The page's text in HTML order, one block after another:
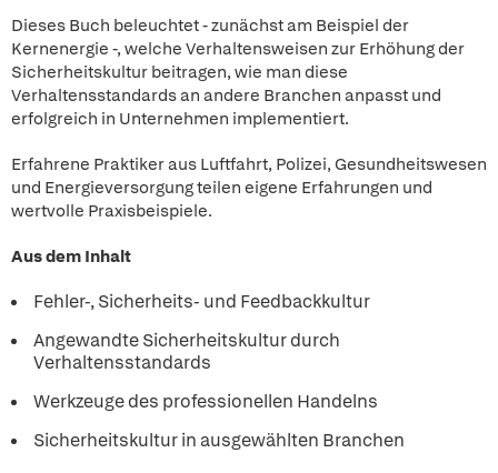
Dieses Buch beleuchtet - zunächst am Beispiel der
Kernenergie -, welche Verhaltensweisen zur Erhöhung der
Sicherheitskultur beitragen, wie man diese
Verhaltensstandards an andere Branchen anpasst und
erfolgreich in Unternehmen implementiert.
Erfahrene Praktiker aus Luftfahrt, Polizei, Gesundheitswesen
und Energieversorgung teilen eigene Erfahrungen und
wertvolle Praxisbeispiele.
Aus dem Inhalt
Fehler-, Sicherheits- und Feedbackkultur
Angewandte Sicherheitskultur durch
Verhaltensstandards
Werkzeuge des professionellen Handelns
Sicherheitskultur in ausgewählten Branchen